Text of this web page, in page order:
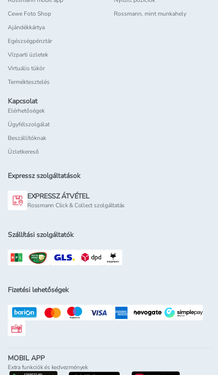
Cewe Foto Shop
Ajándékkártya
Egészségpénztár
Vízparti üzletek
Virtuális tükör
Terméktesztelés
Rossmann, mint munkahely
Kapcsolat
Elérhetőségek
Ügyfélszolgálat
Beszállítóknak
Üzletkereső
Expressz szolgáltatások
EXPRESSZ ÁTVÉTEL
Rossmann Click & Collect szolgáltatás
Szállítási szolgáltatók
Fizetési lehetőségek
Rossmann ajándékkártya
MOBIL APP
Extra funkciók és kedvezmények